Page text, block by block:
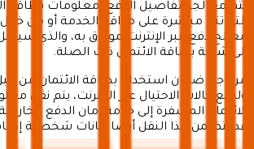
تتم معالجة تفاصيل الدفع (معلومات بطاقة
التي تتم مباشرة على مواقع الخدمة أو من
معالج دفع عبر الإنترنت موثوق به، والذي
إلى شركة بطاقة الائتمان ذات الصلة.
من أجل ضمان استخدام بطاقة الائتمان من
ولمنع حالات الاحتيال عبر الإنترنت، يتم نقل
الائتمان المشفرة إلى خدمة أمان الدفع
قد يتضمن هذا النقل أيضًا بيانات شخصية